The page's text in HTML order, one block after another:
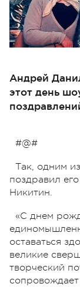
Андрей
этот день
#@#
Так, одним
поздравил
Никитин.
«С днем
оставаться
великие
творческий